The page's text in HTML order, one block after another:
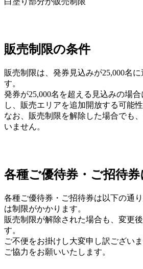
販売制限の条件
販売制限は、発券見込みが25,000名
す。
発券が25,000名を超える見込みの場
し、販売エリアを追加開放する可能性
なお、販売制限を解除した場合でも
いません。
各種ご優待券・ご招待
各種ご優待券・ご招待券は以下の通
は制限がかかります。
販売制限が解除された場合も、変更
す。
ご不便をお掛けし大変申し訳ござい
ご協力をお願いいたします。